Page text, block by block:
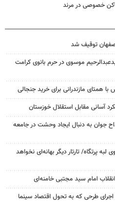
خصوصی در مرند
موسوی در حرم بانوی کرامت
با همتای مازندرانی برای خرید جنجالی
آسانی مقابل استقلال خوزستان
جوان به دنبال ایجاد وحشت در جامعه
پرتگاه/ تارتار دیگر بهانه‌ای نخواهد
امام سید مجتبی خامنه‌ای
اجرای طرحی که به تحول اقتصاد سینما